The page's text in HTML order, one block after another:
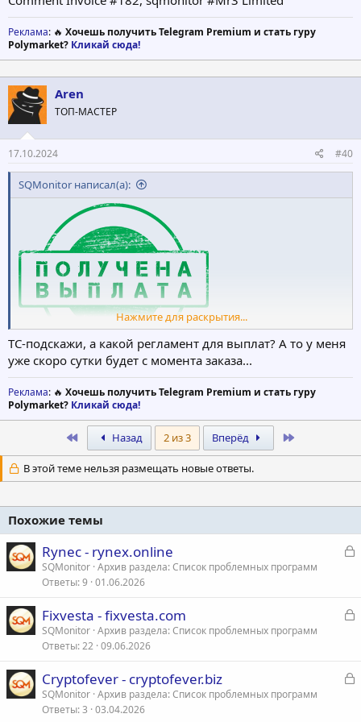
Реклама: 🔥 Хочешь получить Telegram Premium и стать гуру
Polymarket? Кликай сюда!
Aren
ТОП-МАСТЕР
17.10.2024 #40
SQMonitor написал(а):
ePayCore:
Date and time 16/10/2024 at 15:25
Top-up + 1 usd
Payment system ePayCore E057316
Batch: 2593223
Comment Invoice #182, sqmonitor #Mr3 Limited
Нажмите для раскрытия...
ТС-подскажи, а какой регламент для выплат? А то у меня
уже скоро сутки будет с момента заказа...
Реклама: 🔥 Хочешь получить Telegram Premium и стать гуру
Polymarket? Кликай сюда!
Назад 2 из 3 Вперёд
В этой теме нельзя размещать новые ответы.
Похожие темы
З
Rynec - rynex.online
SQMonitor Архив раздела: Список проблемных программ
Ответы 9 01.06.2026
З
Fixvesta - fixvesta.com
SQMonitor Архив раздела: Список проблемных программ
Ответы 22 09.06.2026
З
Cryptofever - cryptofever.biz
SQMonitor Архив раздела: Список проблемных программ
Ответы 3 03.04.2026